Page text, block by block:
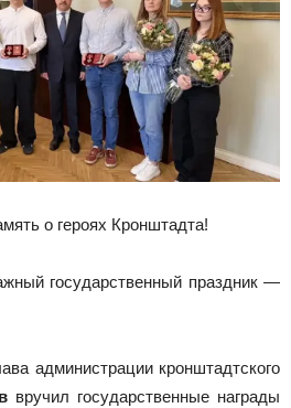
о героях Кронштадта!
государственный праздник —
администрации кронштадтского
вручил государственные награды